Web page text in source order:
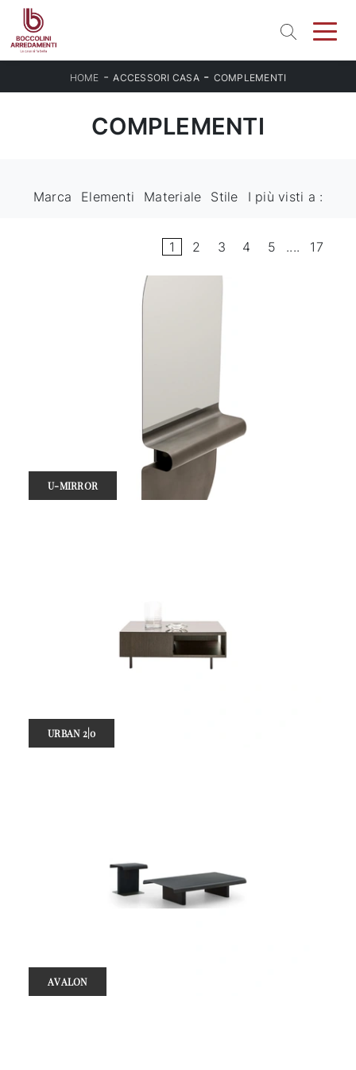
HOME -ACCESSORI CASA - COMPLEMENTI
COMPLEMENTI
Marca Elementi Materiale Stile I più visti a :
1 2 3 4 5 .... 17
U-MIRROR
URBAN 2|0
AVALON